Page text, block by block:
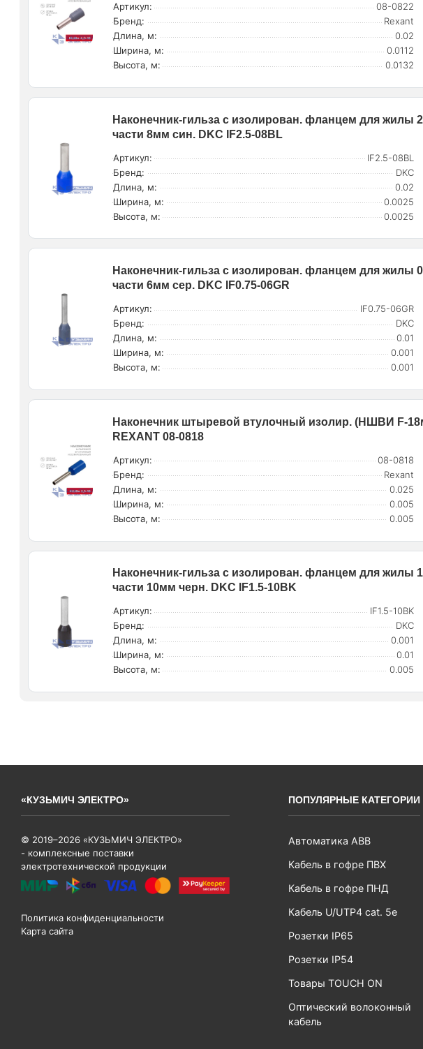
Артикул:
08-0822
Бренд:
Rexant
Длина, м:
0.02
Ширина, м:
0.0112
Высота, м:
0.0132
Наконечник-гильза с изолирован. фланцем для жилы
части 8мм син. DKC IF2.5-08BL
Артикул:
IF2.5-08BL
Бренд:
DKC
Длина, м:
0.02
Ширина, м:
0.0025
Высота, м:
0.0025
Наконечник-гильза с изолирован. фланцем для жилы
части 6мм сер. DKC IF0.75-06GR
Артикул:
IF0.75-06GR
Бренд:
DKC
Длина, м:
0.01
Ширина, м:
0.001
Высота, м:
0.001
Наконечник штыревой втулочный изолир. (НШВИ F-
REXANT 08-0818
Артикул:
08-0818
Бренд:
Rexant
Длина, м:
0.025
Ширина, м:
0.005
Высота, м:
0.005
Наконечник-гильза с изолирован. фланцем для жилы
части 10мм черн. DKC IF1.5-10BK
Артикул:
IF1.5-10BK
Бренд:
DKC
Длина, м:
0.001
Ширина, м:
0.01
Высота, м:
0.005
«КУЗЬМИЧ ЭЛЕКТРО»
© 2019–2026 «КУЗЬМИЧ ЭЛЕКТРО»
- комплексные поставки
электротехнической продукции
Политика конфиденциальности
Карта сайта
ПОПУЛЯРНЫЕ КАТЕГОРИИ
Автоматика ABB
Кабель в гофре ПВХ
Кабель в гофре ПНД
Кабель U/UTP4 cat. 5e
Розетки IP65
Розетки IP54
Товары TOUCH ON
Оптический волоконный
кабель